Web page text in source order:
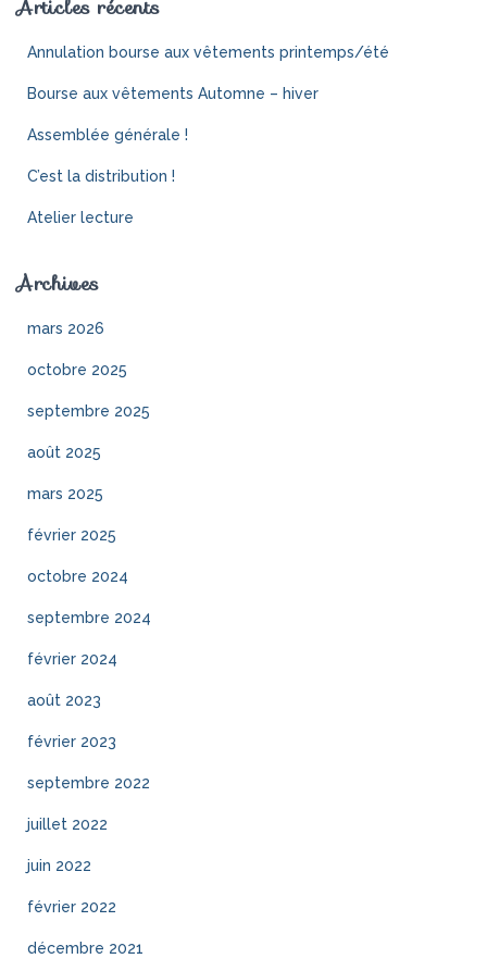
Articles récents
Annulation bourse aux vêtements printemps/été
Bourse aux vêtements Automne – hiver
Assemblée générale !
C’est la distribution !
Atelier lecture
Archives
mars 2026
octobre 2025
septembre 2025
août 2025
mars 2025
février 2025
octobre 2024
septembre 2024
février 2024
août 2023
février 2023
septembre 2022
juillet 2022
juin 2022
février 2022
décembre 2021